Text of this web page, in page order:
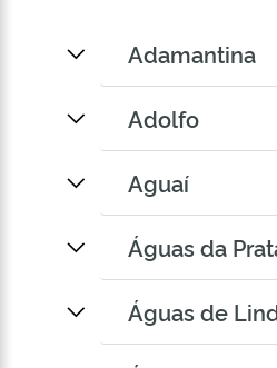
Adamantina
Adolfo
Aguaí
Águas da
Águas de